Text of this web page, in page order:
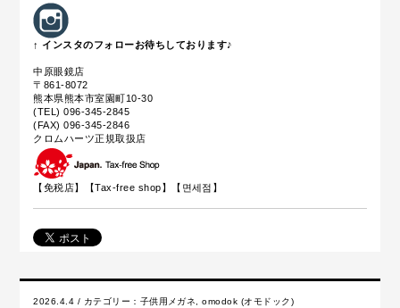
↑ インスタのフォローお待ちしております♪
中原眼鏡店
〒861-8072
熊本県熊本市室園町10-30
(TEL) 096-345-2845
(FAX) 096-345-2846
クロムハーツ正規取扱店
【免税店】【Tax-free shop】【면세점】
2026.4.4 / カテゴリー： 子供用メガネ ,omodok (オモドック)